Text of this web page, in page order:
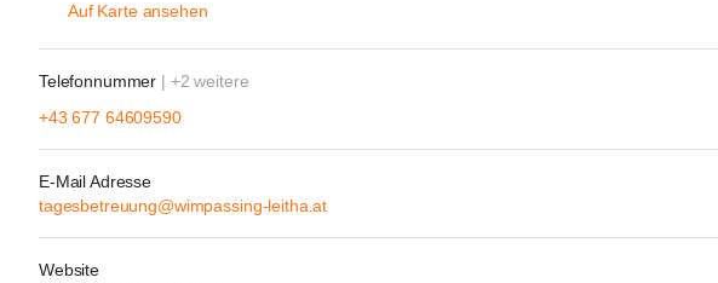
Auf Karte ansehen
Telefonnummer | +2 weitere
+43 677 64609590
E-Mail Adresse
tagesbetreuung@wimpassing-leitha.at
Website